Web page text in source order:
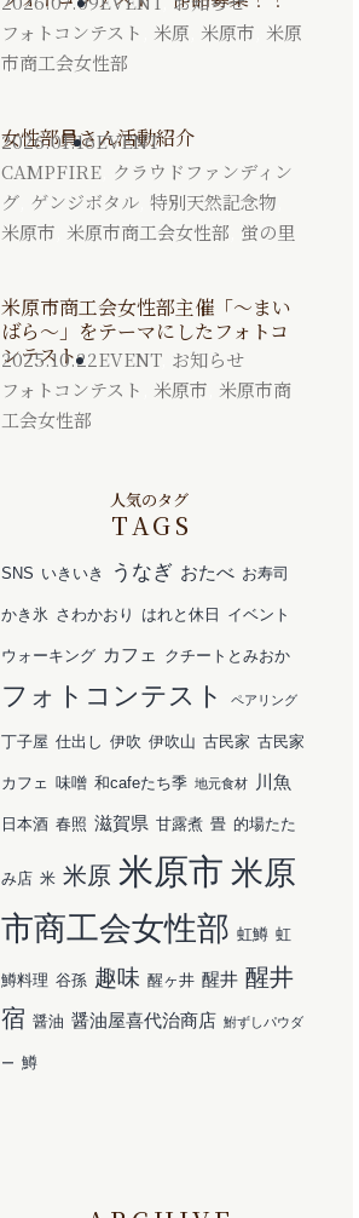
フォトコンテスト
米原 米原市 米原
市商工会女性部
女性部員さん活動紹介
2026.01.16EVENT
CAMPFIRE クラウドファンディン
グ ゲンジボタル 特別天然記念物
米原市 米原市商工会女性部 蛍の里
米原市商工会女性部主催「～まい
ばら～」をテーマにしたフォトコ
ンテスト
2025.10.22EVENT, お知らせ
フォトコンテスト
米原市 米原市商
工会女性部
人気のタグ
TAGS
SNS いきいき うなぎ おたべ お寿司
かき氷 さわかおり はれと休日 イベント
ウォーキング カフェ クチートとみおか
フォトコンテスト ペアリング
丁子屋 仕出し 伊吹 伊吹山 古民家 古民家
カフェ 味噌 和cafeたち季 地元食材 川魚
日本酒 春照 滋賀県 甘露煮 畳 的場たた
み店 米 米原 米原市 米原
市商工会女性部 虹鱒 虹
鱒料理 谷孫 趣味 醒ヶ井 醒井 醒井
宿 醤油 醤油屋喜代治商店 鮒ずしパウダ
ー 鱒